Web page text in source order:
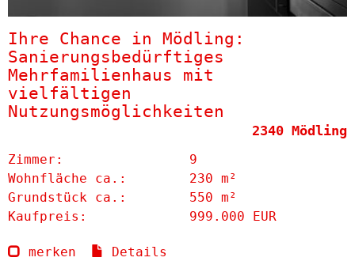
Ihre Chance in Mödling:
Sanierungsbedürftiges
Mehrfamilienhaus mit
vielfältigen
Nutzungsmöglichkeiten
2340 Mödling
Zimmer:
9
Wohnfläche ca.:
230 m²
Grund­stück ca.:
550 m²
Kaufpreis:
999.000 EUR
merken Details